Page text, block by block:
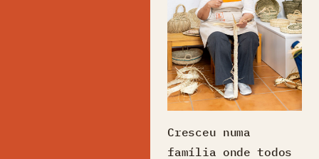
Cresceu numa
família onde todos